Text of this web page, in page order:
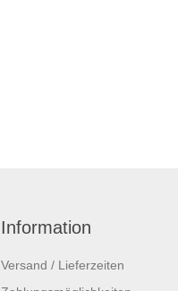
Information
Versand / Lieferzeiten